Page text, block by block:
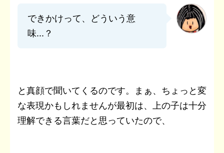
できかけって、どういう意
味...？
と真顔で聞いてくるのです。まぁ、ちょっと変
な表現かもしれませんが最初は、上の子は十分
理解できる言葉だと思っていたので、